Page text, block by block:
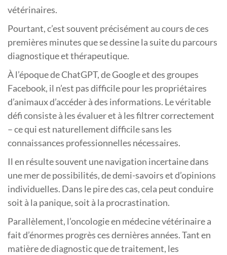
vétérinaires.
Pourtant, c’est souvent précisément au cours de ces
premières minutes que se dessine la suite du parcours
diagnostique et thérapeutique.
À l’époque de ChatGPT, de Google et des groupes
Facebook, il n’est pas difficile pour les propriétaires
d’animaux d’accéder à des informations. Le véritable
défi consiste à les évaluer et à les filtrer correctement
– ce qui est naturellement difficile sans les
connaissances professionnelles nécessaires.
Il en résulte souvent une navigation incertaine dans
une mer de possibilités, de demi-savoirs et d’opinions
individuelles. Dans le pire des cas, cela peut conduire
soit à la panique, soit à la procrastination.
Parallèlement, l’oncologie en médecine vétérinaire a
fait d’énormes progrès ces dernières années. Tant en
matière de diagnostic que de traitement, les